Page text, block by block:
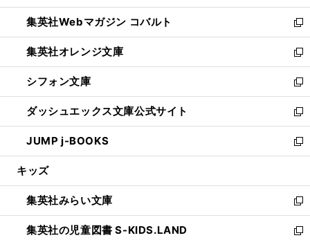
開
く
ウ
で
開
く
ン
ド
ウ
で
開
く
ウ
ィ
ン
ド
ウ
で
開
く
集英社Webマガジン コバルト
新
し
い
ウ
ィ
ン
ド
ウ
で
開
集英社オレンジ文庫
新
し
い
ウ
ィ
ン
ド
ウ
開
く
シフォン文庫
新
し
い
ウ
ィ
ン
ウ
で
開
く
ダッシュエックス文庫公式サイト
新
し
い
ウ
ン
ド
ウ
で
JUMP j-BOOKS
新
し
ウ
ィ
ン
ド
キッズ
集英社みらい文庫
新
し
い
集英社の児童図書 S-KIDS.LAND
新